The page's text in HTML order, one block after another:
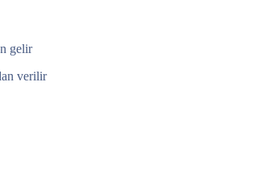
gelir
verilir